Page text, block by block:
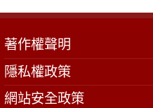
著作權聲明
隱私權政策
網站安全政策